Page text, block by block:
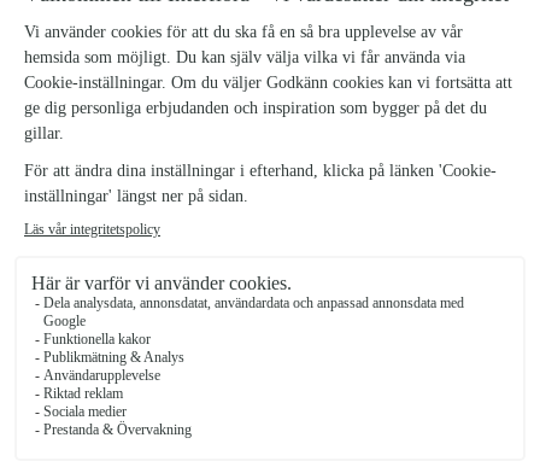
KRUKA FLORA GRÖNSKA S
Kruka-Flora-Gronska-S_28
125 kr
Flora är en klassisk kruka och finns i fyra olika storlekar. Krukserien är
sin nyans. Flora passar de flesta stilar och växter.
Krukan är för inomhusbruk och rengörs med ett milt diskmedel.
Krukorna har tassar på undersidan för att inte repa underlaget.
Glasyren är fri från tungmetaller.